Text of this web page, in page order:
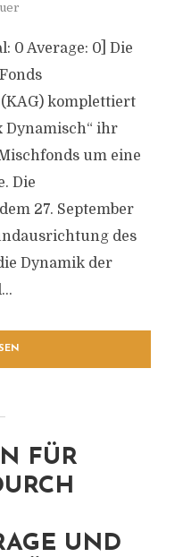
0 Average: 0] Die
komplettiert
Dynamisch“ ihr
um eine
Die
27. September
des
Dynamik der
FÜR
UND